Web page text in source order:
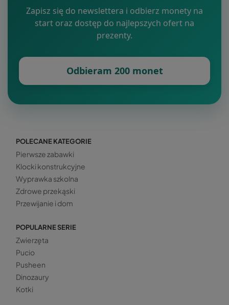
Zapisz się do newslettera i odbierz monety na
start oraz dostęp do najlepszych ofert na
prezenty.
Odbieram 200 monet
POLECANE KATEGORIE
Pierwsze zabawki
Klocki konstrukcyjne
Wyprawka szkolna
Zdrowe przekąski
Przewijanie i dom
POPULARNE SERIE
Zwierzęta
Pucio
Pusheen
Dinozaury
Kotki